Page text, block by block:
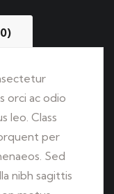
orci ac odio
leo. Class
per
Sed
nibh sagittis